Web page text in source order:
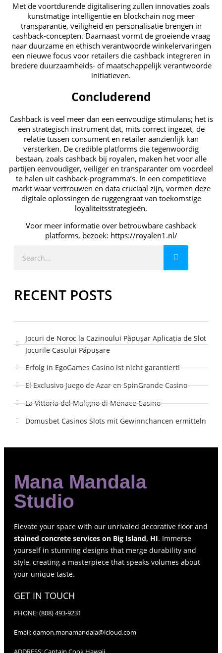
Met de voortdurende digitalisering zullen innovaties zoals
kunstmatige intelligentie en blockchain nog meer
transparantie, veiligheid en personalisatie brengen in
cashback-concepten. Daarnaast vormt de groeiende vraag
naar duurzame en ethisch verantwoorde winkelervaringen
een nieuwe focus voor retailers die cashback integreren in
bredere duurzaamheids- of maatschappelijk verantwoorde
initiatieven.
Concluderend
Cashback is veel meer dan een eenvoudige stimulans; het is
een strategisch instrument dat, mits correct ingezet, de
relatie tussen consument en retailer aanzienlijk kan
versterken. De credible platforms die tegenwoordig
bestaan, zoals cashback bij royalen, maken het voor alle
partijen eenvoudiger, veiliger en transparanter om voordeel
te halen uit cashback-programma’s. In een competitieve
markt waar vertrouwen en data cruciaal zijn, vormen deze
digitale oplossingen de ruggengraat van toekomstige
loyaliteitsstrategieën.
Voor meer informatie over betrouwbare cashback
platforms, bezoek: https://royalen1.nl/
RECENT POSTS
Jocuri de Noroc la Cazinoului Păpușar Aplicația de Slot
Jocurile Casului Păpușare
Erfolg in EgoGames Casino ist nicht garantiert!
El Exclusivo Juego de Azar en SpinGrande Casino
La Vittoria del Maligno di Menace Casino
Domusbet Casinos Slots mit Gewinnchancen ermitteln
Mana Mandala
Studio
Elevate your space with our unrivaled decorative floor and
stained concrete services on Big Island, HI. Immerse
yourself in stunning designs that merge durability and
style, creating a masterpiece that speaks volumes about
your unique taste.
GET IN TOUCH
PHONE:(808) 493-9231
Email:damon.manamandala@icloud.com